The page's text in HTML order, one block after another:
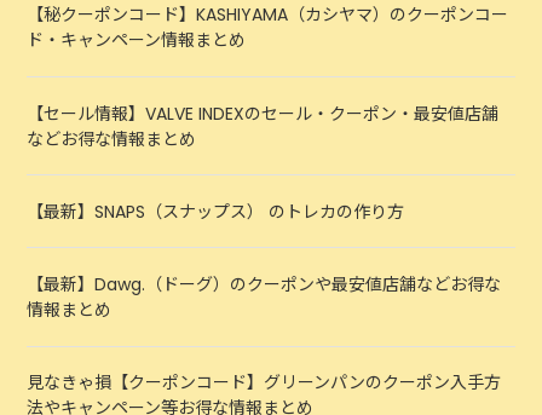
【秘クーポンコード】KASHIYAMA（カシヤマ）のクーポンコー
ド・キャンペーン情報まとめ
【セール情報】VALVE INDEXのセール・クーポン・最安値店舗
などお得な情報まとめ
【最新】SNAPS（スナップス） のトレカの作り方
【最新】Dawg.（ドーグ）のクーポンや最安値店舗などお得な
情報まとめ
見なきゃ損【クーポンコード】グリーンパンのクーポン入手方
法やキャンペーン等お得な情報まとめ